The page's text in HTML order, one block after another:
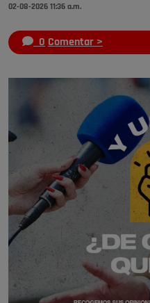
02-08-2026 11:36 a.m.
0 Comentar >